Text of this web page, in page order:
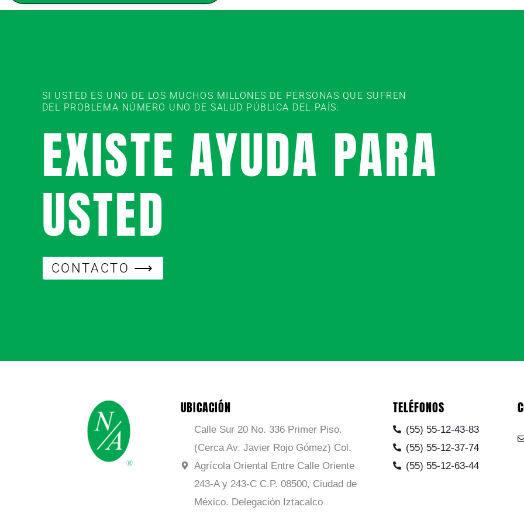
SI USTED ES UNO DE LOS MUCHOS MILLONES DE PERSONAS QUE SUFREN
DEL PROBLEMA NÚMERO UNO DE SALUD PÚBLICA DEL PAÍS:
EXISTE AYUDA PARA
USTED
CONTACTO ⟶
UBICACIÓN
Calle Sur 20 No. 336 Primer Piso.
(Cerca Av. Javier Rojo Gómez) Col.
Agrícola Oriental Entre Calle Oriente
243-A y 243-C C.P. 08500, Ciudad de
México. Delegación Iztacalco
TELÉFONOS
(55) 55-12-43-83
(55) 55-12-37-74
(55) 55-12-63-44